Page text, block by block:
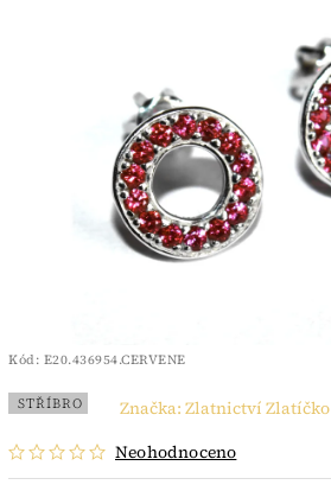
Kód: E20.436954.CERVENE
STŘÍBRO
Neohodnoceno
Značka: Zlatnictví Zlatíčko